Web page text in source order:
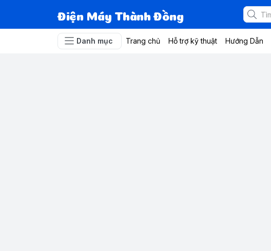
Điện Máy Thành Đồng
Danh mục Trang chủ Hỗ trợ kỹ thuật Hướng Dẫn